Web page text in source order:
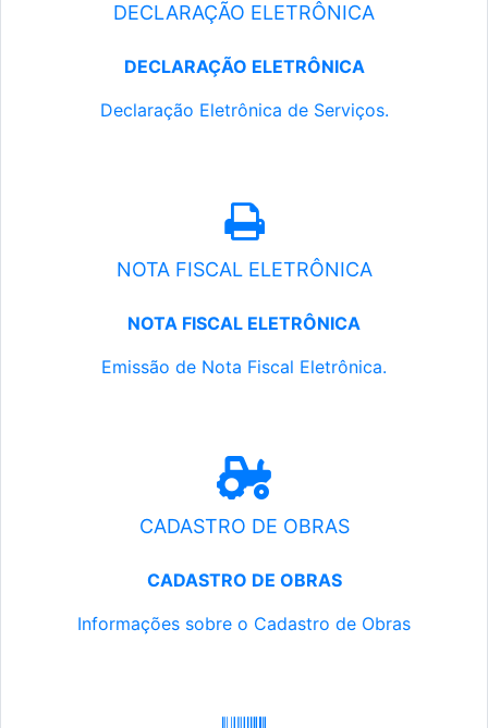
DECLARAÇÃO ELETRÔNICA
DECLARAÇÃO ELETRÔNICA
Declaração Eletrônica de Serviços.
NOTA FISCAL ELETRÔNICA
NOTA FISCAL ELETRÔNICA
Emissão de Nota Fiscal Eletrônica.
CADASTRO DE OBRAS
CADASTRO DE OBRAS
Informações sobre o Cadastro de Obras